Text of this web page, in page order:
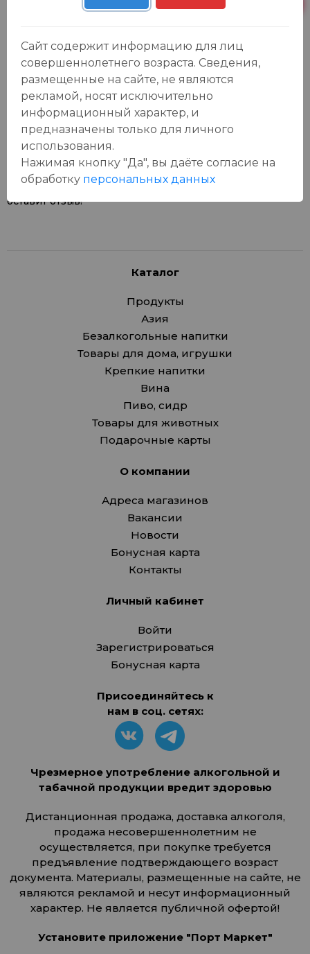
Отзывы:
Оставить отзыв
У данного товара еще нет отзывов, будьте первым, кто
оставит отзыв!
Каталог
Продукты
Азия
Безалкогольные напитки
Товары для дома, игрушки
Крепкие напитки
Вина
Пиво, сидр
Товары для животных
Подарочные карты
О компании
Адреса магазинов
Вакансии
Новости
Бонусная карта
Контакты
Личный кабинет
Войти
Зарегистрироваться
Бонусная карта
Присоединяйтесь к
нам в соц. сетях:
Чрезмерное употребление алкогольной и
табачной продукции вредит здоровью
Дистанционная продажа, доставка алкоголя,
продажа несовершеннолетним не
осуществляется, при покупке требуется
предъявление подтверждающего возраст
документа. Материалы, размещенные на сайте, не
являются рекламой и несут информационный
характер. Не является публичной офертой!
Установите приложение "Порт Маркет"
Сайт содержит информацию для лиц
совершеннолетнего возраста. Сведения,
размещенные на сайте, не являются
рекламой, носят исключительно
информационный характер, и
предназначены только для личного
использования.
Нажимая кнопку "Да", вы даёте cогласие на
обработку персональных данных